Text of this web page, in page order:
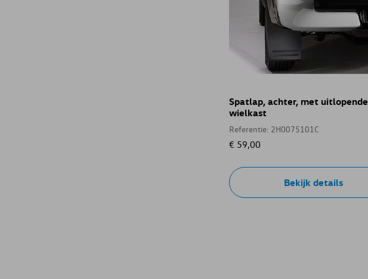
Spatlap, achter, met uitlopende
wielkast
Referentie: 2H0075101C
€ 59,00
Bekijk details